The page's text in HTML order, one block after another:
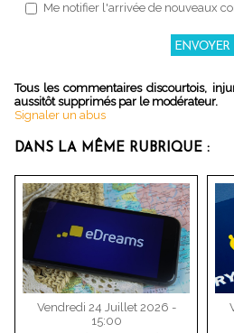
Me notifier l'arrivée de nouveaux
Tous les commentaires discourtois,
aussitôt supprimés par le modérateur.
Signaler un abus
DANS LA MÊME RUBRIQUE :
Vendredi 24 Juillet 2026 -
15:00